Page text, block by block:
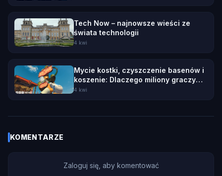
Tech Now – najnowsze wieści ze
świata technologii
4 kwi
Mycie kostki, czyszczenie basenów i
koszenie: Dlaczego miliony graczy
wybierają symulatory codziennych
4 kwi
KOMENTARZE
Zaloguj się, aby komentować